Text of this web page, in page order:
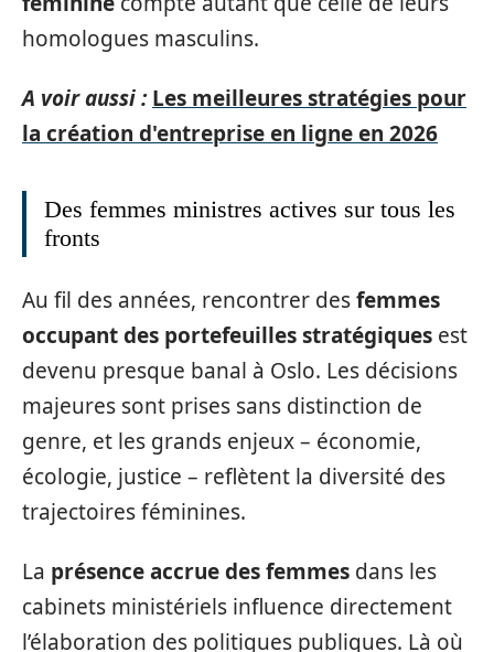
homologues masculins.
A voir aussi : Les meilleures stratégies pour
la création d'entreprise en ligne en 2026
Des femmes ministres actives sur tous les
fronts
Au fil des années, rencontrer desfemmes
occupant des portefeuilles stratégiques est
devenu presque banal à Oslo. Les décisions
majeures sont prises sans distinction de
genre, et les grands enjeux – économie,
écologie, justice – reflètent la diversité des
trajectoires féminines.
La présence accrue des femmes dans les
cabinets ministériels influence directement
l’élaboration des politiques publiques. Là où